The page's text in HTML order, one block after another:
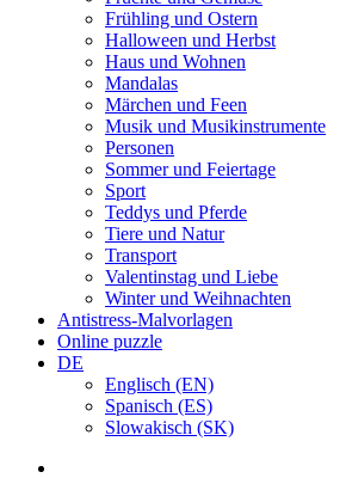
Frühling und Ostern
Halloween und Herbst
Haus und Wohnen
Mandalas
Märchen und Feen
Musik und Musikinstrumente
Personen
Sommer und Feiertage
Sport
Teddys und Pferde
Tiere und Natur
Transport
Valentinstag und Liebe
Winter und Weihnachten
Antistress-Malvorlagen
Online puzzle
DE
Englisch (EN)
Spanisch (ES)
Slowakisch (SK)